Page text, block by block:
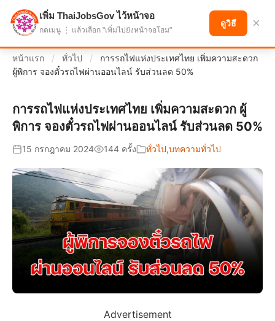
แบ่งปันโอกาส เพื่ออนาคตที่ก้าวหน้า
หน้าแรก / ทั่วไป /
การรถไฟแห่งประเทศไทย เพิ่มความสะดวก
ผู้พิการ จองตั๋วรถไฟผ่านออนไลน์ รับส่วนลด 50%
การรถไฟแห่งประเทศไทย เพิ่มความสะดวก ผู้
พิการ จองตั๋วรถไฟผ่านออนไลน์ รับส่วนลด 50%
15 กรกฎาคม 2024 144 ครั้ง ทั่วไป,บทความทั่วไป
Advertisement
เพิ่ม ThaiJobsGov ไว้หน้าจอ
กดเมนู ⋮ แล้วเลือก "เพิ่มไปยังหน้าจอโฮม"
ดูวิธี ×